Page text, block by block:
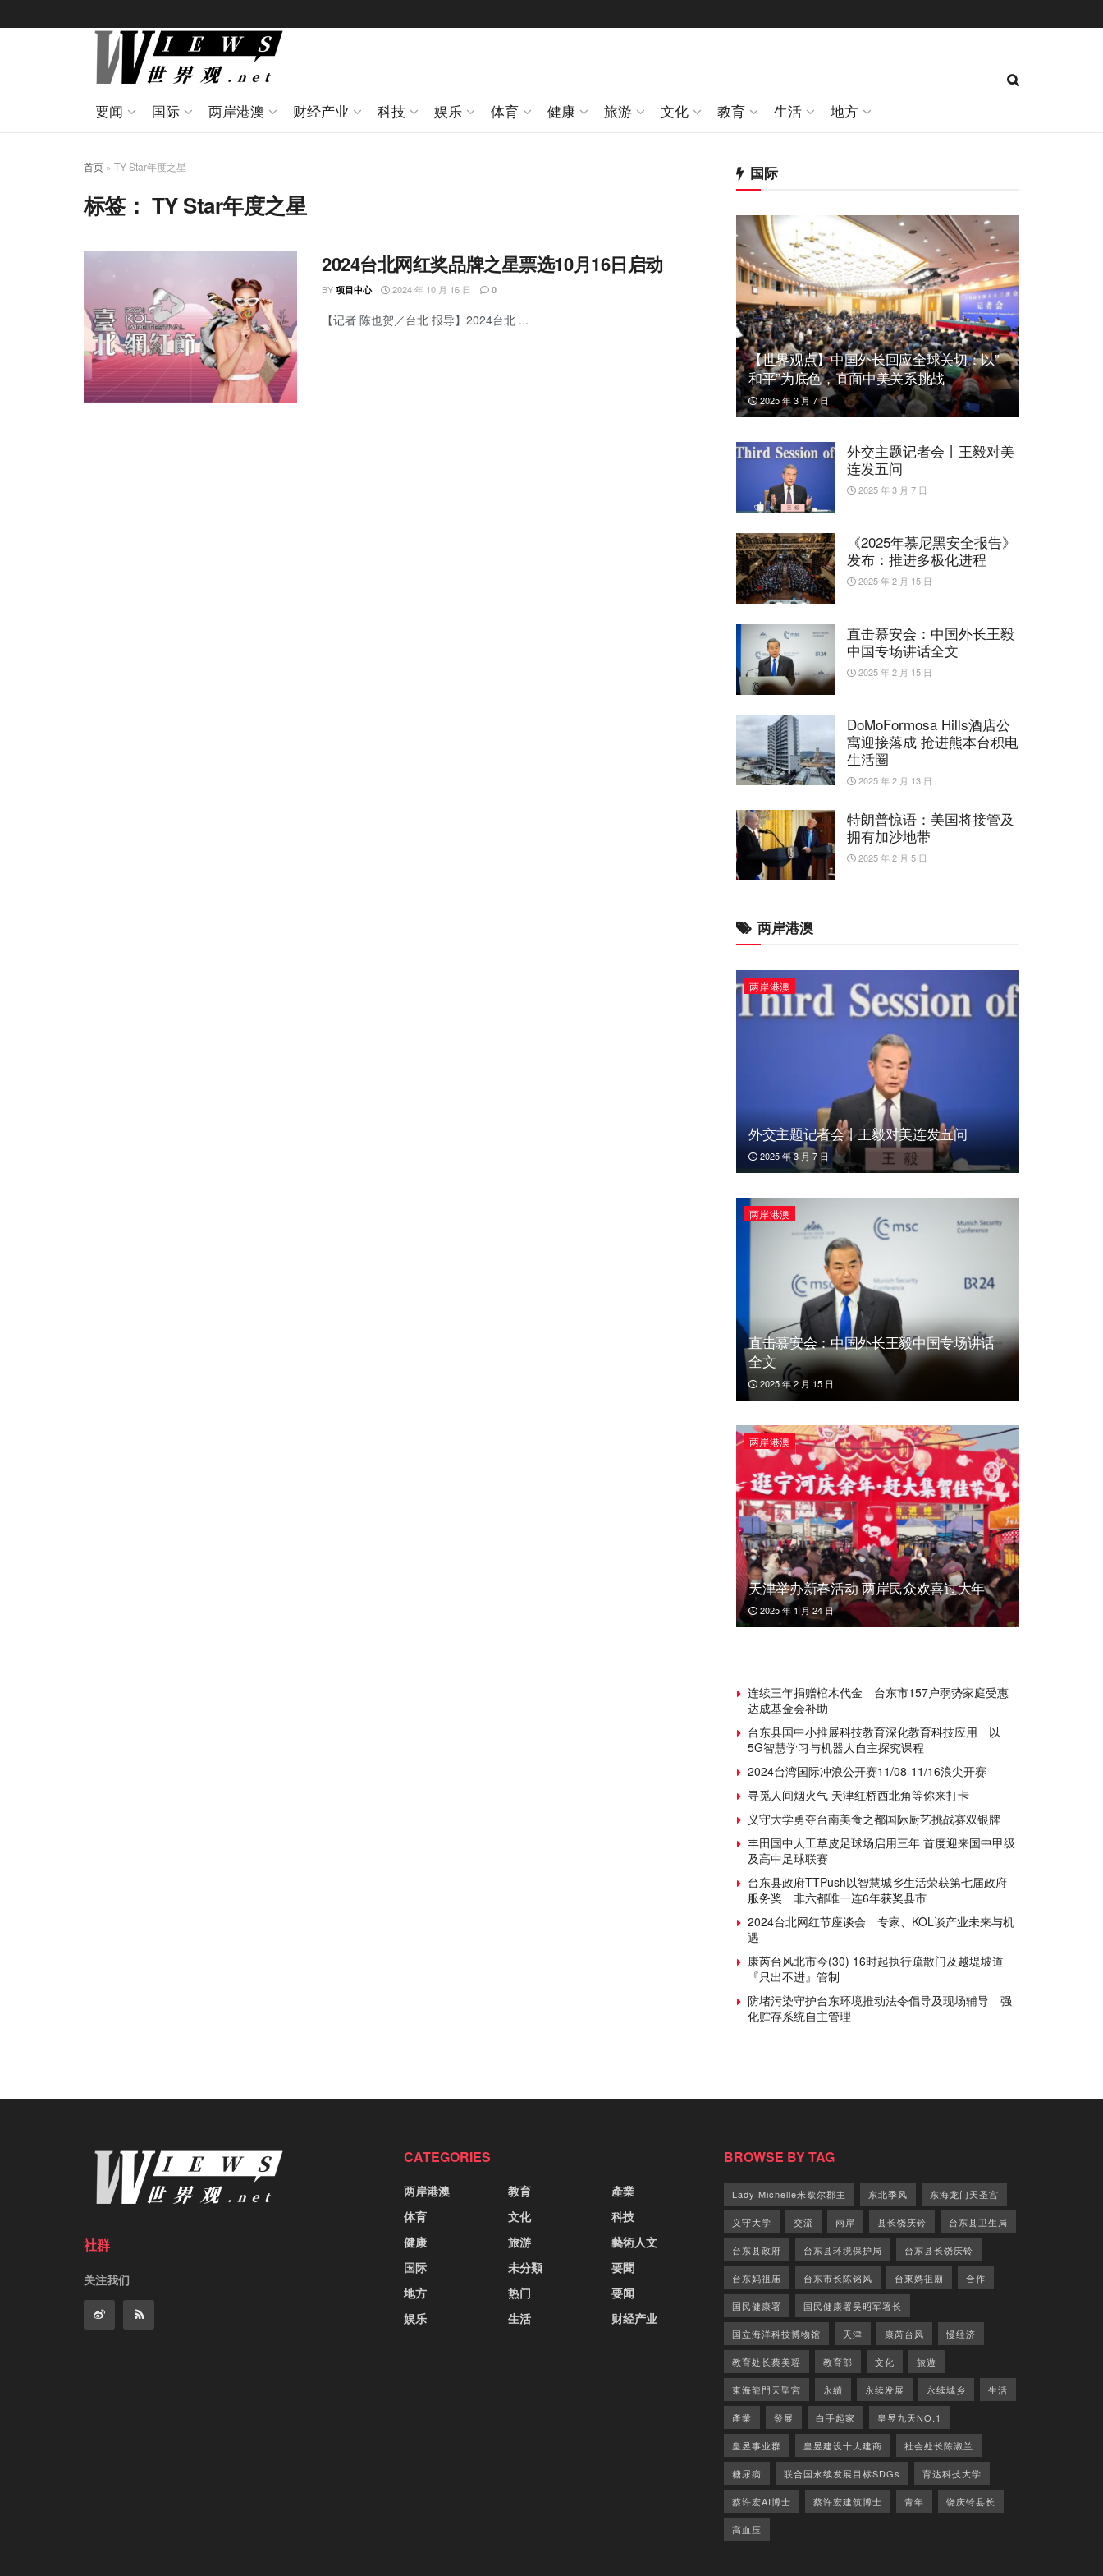
要闻 国际 两岸港澳 财经产业 科技 娱乐 体育 健康 旅游 文化 教育 生活 地方
首页 » TY Star年度之星
标签： TY Star年度之星
2024台北网红奖品牌之星票选10月16日启动
BY 项目中心 2024 年 10 月 16 日 0
【记者 陈也贺／台北 报导】2024台北 ...
国际
【世界观点】中国外长回应全球关切：以”
和平”为底色，直面中美关系挑战
2025 年 3 月 7 日
外交主题记者会丨王毅对美
连发五问
2025 年 3 月 7 日
《2025年慕尼黑安全报告》
发布：推进多极化进程
2025 年 2 月 15 日
直击慕安会：中国外长王毅
中国专场讲话全文
2025 年 2 月 15 日
DoMoFormosa Hills酒店公
寓迎接落成 抢进熊本台积电
生活圈
2025 年 2 月 13 日
特朗普惊语：美国将接管及
拥有加沙地带
2025 年 2 月 5 日
两岸港澳
两岸港澳
外交主题记者会丨王毅对美连发五问
2025 年 3 月 7 日
两岸港澳
直击慕安会：中国外长王毅中国专场讲话
全文
2025 年 2 月 15 日
两岸港澳
天津举办新春活动 两岸民众欢喜过大年
2025 年 1 月 24 日
连续三年捐赠棺木代金 台东市157户弱势家庭受惠
达成基金会补助
台东县国中小推展科技教育深化教育科技应用 以
5G智慧学习与机器人自主探究课程
2024台湾国际冲浪公开赛11/08-11/16浪尖开赛
寻觅人间烟火气 天津红桥西北角等你来打卡
义守大学勇夺台南美食之都国际厨艺挑战赛双银牌
丰田国中人工草皮足球场启用三年 首度迎来国中甲级
及高中足球联赛
台东县政府TTPush以智慧城乡生活荣获第七届政府
服务奖 非六都唯一连6年获奖县市
2024台北网红节座谈会 专家、KOL谈产业未来与机
遇
康芮台风北市今(30) 16时起执行疏散门及越堤坡道
『只出不进』管制
防堵污染守护台东环境推动法令倡导及现场辅导 强
化贮存系统自主管理
社群
关注我们
CATEGORIES
两岸港澳
体育
健康
国际
地方
娱乐
教育
文化
旅游
未分類
热门
生活
產業
科技
藝術人文
要聞
要闻
财经产业
BROWSE BY TAG
Lady Michelle米歇尔郡主 东北季风 东海龙门天圣宫
义守大学 交流 兩岸 县长饶庆铃 台东县卫生局
台东县政府 台东县环境保护局 台东县长饶庆铃
台东妈祖庙 台东市长陈铭风 台東媽祖廟 合作
国民健康署 国民健康署吴昭军署长
国立海洋科技博物馆 天津 康芮台风 慢经济
教育处长蔡美瑶 教育部 文化 旅遊
東海龍門天聖宮 永續 永续发展 永续城乡 生活
產業 發展 白手起家 皇昱九天NO.1
皇昱事业群 皇昱建设十大建商 社会处长陈淑兰
糖尿病 联合国永续发展目标SDGs 育达科技大学
蔡许宏AI博士 蔡许宏建筑博士 青年 饶庆铃县长
高血压